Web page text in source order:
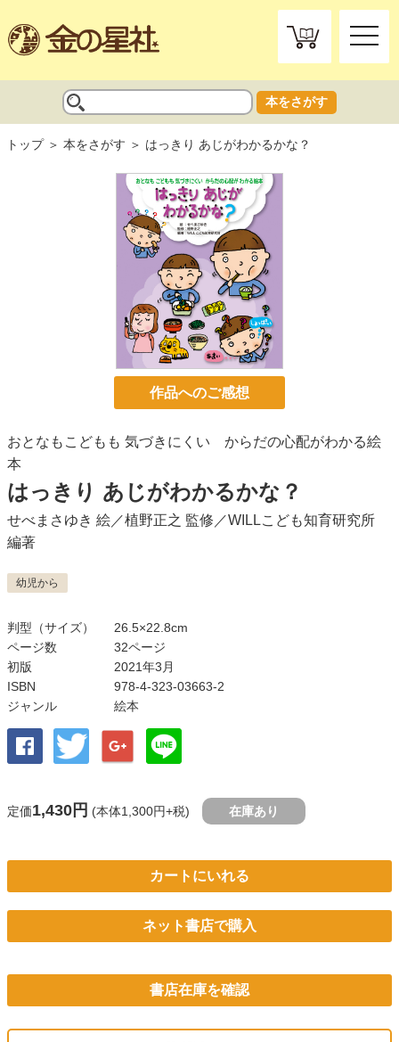
toggle
本をさがす
トップ 本をさがす はっきり あじがわかるかな？
作品へのご感想
おとなもこどもも 気づきにくい からだの心配がわかる絵
本
はっきり あじがわかるかな？
せべまさゆき 絵／植野正之 監修／WILLこども知育研究所
編著
幼児から
判型（サイズ）
26.5×22.8cm
ページ数
32ページ
初版
2021年3月
ISBN
978-4-323-03663-2
ジャンル
絵本
定価1,430円 (本体1,300円+税) 在庫あり
カートにいれる
ネット書店で購入
書店在庫を確認